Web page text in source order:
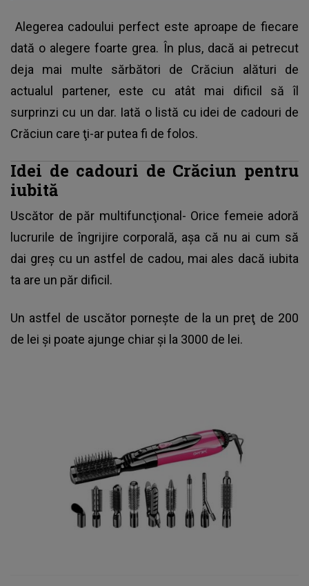
Alegerea cadoului perfect este aproape de fiecare
dată o alegere foarte grea. În plus, dacă ai petrecut
deja mai multe sărbători de Crăciun alături de
actualul partener, este cu atât mai dificil să îl
surprinzi cu un dar. Iată o listă cu idei de cadouri de
Crăciun care ţi-ar putea fi de folos.
Idei de cadouri de Crăciun pentru
iubită
Uscător de păr multifuncţional- Orice femeie adoră
lucrurile de îngrijire corporală, aşa că nu ai cum să
dai greş cu un astfel de cadou, mai ales dacă iubita
ta are un păr dificil.
Un astfel de uscător porneşte de la un preţ de 200
de lei şi poate ajunge chiar şi la 3000 de lei.